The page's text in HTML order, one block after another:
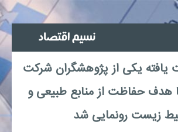
جذب خبرنگار
استخدام
یافته یکی از پژوهشگران شرکت
هدف حفاظت از منابع طبیعی و
زیست رونمایی شد